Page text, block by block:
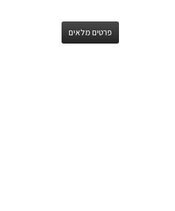
פרטים מלאים